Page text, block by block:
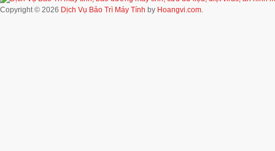
Copyright © 2026 Dịch Vụ Bảo Trì Máy Tính by Hoangvi.com.